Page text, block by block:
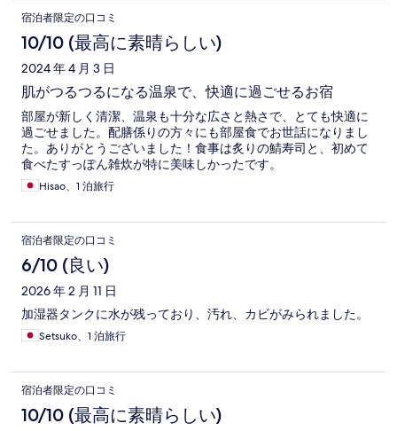
宿泊者限定の口コミ
10/10 (最高に素晴らしい)
2024 年 4 月 3 日
肌がつるつるになる温泉で、快適に過ごせるお宿
部屋が新しく清潔、温泉も十分な広さと熱さで、とても快適に
過ごせました。配膳係りの方々にも部屋食でお世話になりまし
た。ありがとうございました！食事は炙りの鯖寿司と、初めて
食べたすっぽん雑炊が特に美味しかったです。
Hisao、1 泊旅行
宿泊者限定の口コミ
6/10 (良い)
2026 年 2 月 11 日
加湿器タンクに水が残っており、汚れ、カビがみられました。
Setsuko、1 泊旅行
宿泊者限定の口コミ
10/10 (最高に素晴らしい)